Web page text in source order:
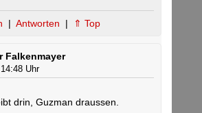
| Antworten | ⇑ Top
Falkenmayer
Uhr
drin, Guzman draussen.